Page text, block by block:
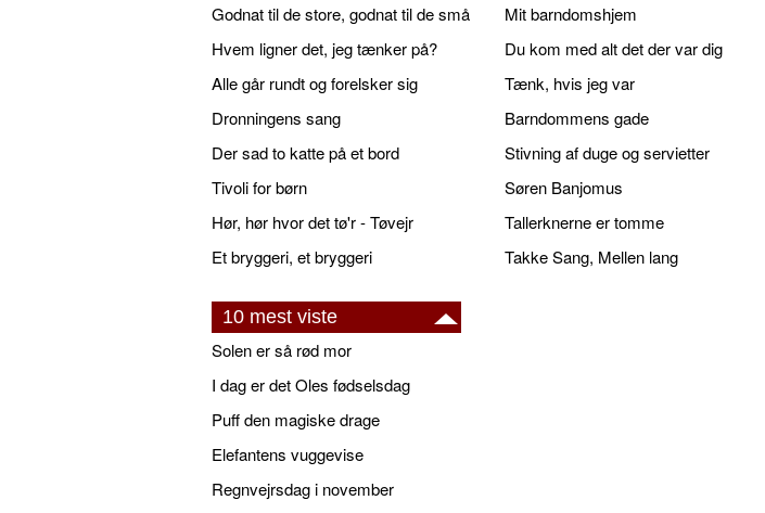
Godnat til de store, godnat til de små
Hvem ligner det, jeg tænker på?
Alle går rundt og forelsker sig
Dronningens sang
Der sad to katte på et bord
Tivoli for børn
Hør, hør hvor det tø'r - Tøvejr
Et bryggeri, et bryggeri
Mit barndomshjem
Du kom med alt det der var dig
Tænk, hvis jeg var
Barndommens gade
Stivning af duge og servietter
Søren Banjomus
Tallerknerne er tomme
Takke Sang, Mellen lang
10 mest viste
Solen er så rød mor
I dag er det Oles fødselsdag
Puff den magiske drage
Elefantens vuggevise
Regnvejrsdag i november